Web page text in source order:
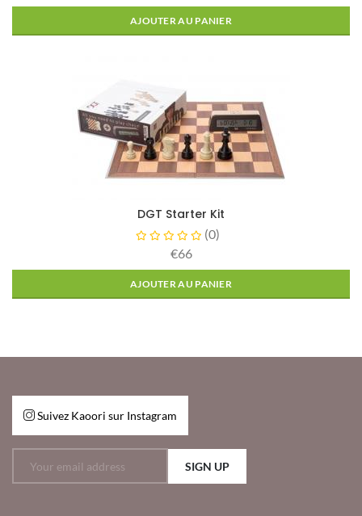
AJOUTER AU PANIER
DGT Starter Kit
(0)
€66
AJOUTER AU PANIER
Suivez Kaoori sur Instagram
SIGN UP